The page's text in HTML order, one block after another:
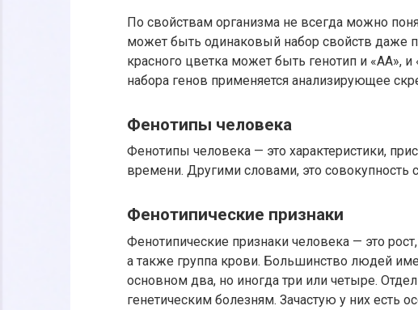
По свойствам организма не всегда можно
может быть одинаковый набор свойств даже
красного цветка может быть генотип и «АА»,
набора генов применяется анализирующее
Фенотипы человека
Фенотипы человека — это характеристики,
времени. Другими словами, это совокупность
Фенотипические признаки
Фенотипические признаки человека — это
а также группа крови. Большинство людей
основном два, но иногда три или четыре.
генетическим болезням. Зачастую у них есть